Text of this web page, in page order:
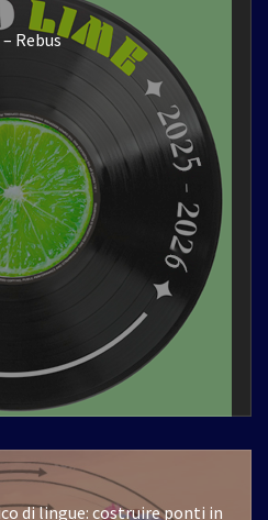
Rebus
di lingue: costruire ponti in